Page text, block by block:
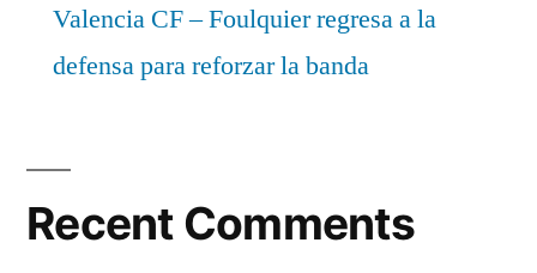
Valencia CF – Foulquier regresa a la
defensa para reforzar la banda
Recent Comments